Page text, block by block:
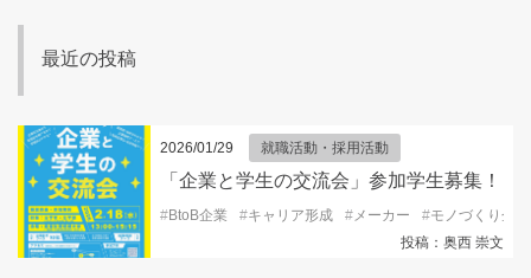
最近の投稿
2026/01/29 就職活動・採用活動
「企業と学生の交流会」参加学生募集！
#BtoB企業 #キャリア形成 # メーカー #モノづくり企業
投稿：奥西 崇文